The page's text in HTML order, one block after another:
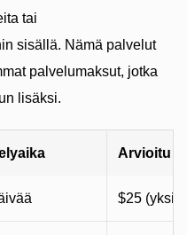
tai
sisällä. Nämä palvelut
palvelumaksut, jotka
lisäksi.
Arvioitu
$25 (yksi)